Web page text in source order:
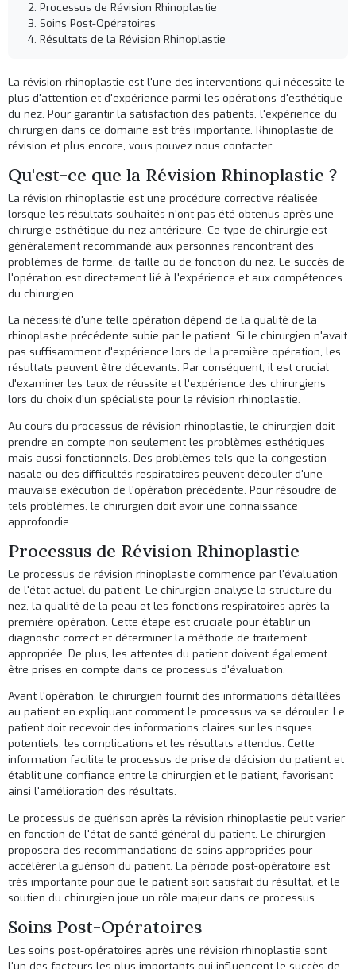
Processus de Révision Rhinoplastie
Soins Post-Opératoires
Résultats de la Révision Rhinoplastie
La révision rhinoplastie est l'une des interventions qui nécessite le
plus d'attention et d'expérience parmi les opérations d'esthétique
du nez. Pour garantir la satisfaction des patients, l'expérience du
chirurgien dans ce domaine est très importante.Rhinoplastie de
révision et plus encore, vous pouvez nous contacter.
Qu'est-ce que la Révision Rhinoplastie ?
La révision rhinoplastie est une procédure corrective réalisée
lorsque les résultats souhaités n'ont pas été obtenus après une
chirurgie esthétique du nez antérieure. Ce type de chirurgie est
généralement recommandé aux personnes rencontrant des
problèmes de forme, de taille ou de fonction du nez. Le succès de
l'opération est directement lié à l'expérience et aux compétences
du chirurgien.
La nécessité d'une telle opération dépend de la qualité de la
rhinoplastie précédente subie par le patient. Si le chirurgien n'avait
pas suffisamment d'expérience lors de la première opération, les
résultats peuvent être décevants. Par conséquent, il est crucial
d'examiner les taux de réussite et l'expérience des chirurgiens
lors du choix d'un spécialiste pour la révision rhinoplastie.
Au cours du processus de révision rhinoplastie, le chirurgien doit
prendre en compte non seulement les problèmes esthétiques
mais aussi fonctionnels. Des problèmes tels que la congestion
nasale ou des difficultés respiratoires peuvent découler d'une
mauvaise exécution de l'opération précédente. Pour résoudre de
tels problèmes, le chirurgien doit avoir une connaissance
approfondie.
Processus de Révision Rhinoplastie
Le processus de révision rhinoplastie commence par l'évaluation
de l'état actuel du patient. Le chirurgien analyse la structure du
nez, la qualité de la peau et les fonctions respiratoires après la
première opération. Cette étape est cruciale pour établir un
diagnostic correct et déterminer la méthode de traitement
appropriée. De plus, les attentes du patient doivent également
être prises en compte dans ce processus d'évaluation.
Avant l'opération, le chirurgien fournit des informations détaillées
au patient en expliquant comment le processus va se dérouler. Le
patient doit recevoir des informations claires sur les risques
potentiels, les complications et les résultats attendus. Cette
information facilite le processus de prise de décision du patient et
établit une confiance entre le chirurgien et le patient, favorisant
ainsi l'amélioration des résultats.
Le processus de guérison après la révision rhinoplastie peut varier
en fonction de l'état de santé général du patient. Le chirurgien
proposera des recommandations de soins appropriées pour
accélérer la guérison du patient. La période post-opératoire est
très importante pour que le patient soit satisfait du résultat, et le
soutien du chirurgien joue un rôle majeur dans ce processus.
Soins Post-Opératoires
Les soins post-opératoires après une révision rhinoplastie sont
l'un des facteurs les plus importants qui influencent le succès de